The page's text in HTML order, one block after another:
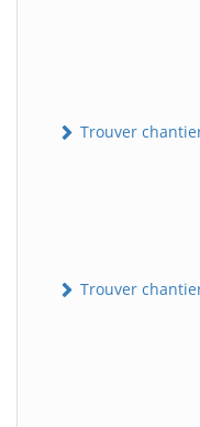
Trouver
Trouver